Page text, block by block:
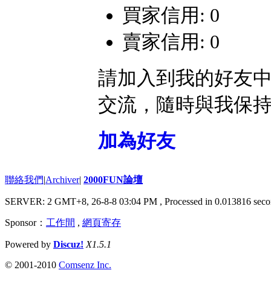
買家信用: 0
賣家信用: 0
請加入到我的好友
交流，隨時與我保
加為好友
聯絡我們|Archiver| 2000FUN論壇
SERVER: 2 GMT+8, 26-8-8 03:04 PM , Processed in 0.013816
Sponsor： 工作間 , 網頁寄存
Powered by Discuz! X1.5.1
© 2001-2010 Comsenz Inc.